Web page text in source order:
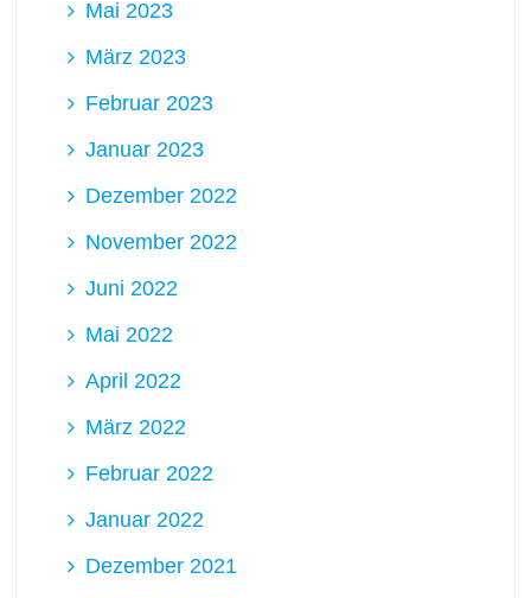
Mai 2023
März 2023
Februar 2023
Januar 2023
Dezember 2022
November 2022
Juni 2022
Mai 2022
April 2022
März 2022
Februar 2022
Januar 2022
Dezember 2021